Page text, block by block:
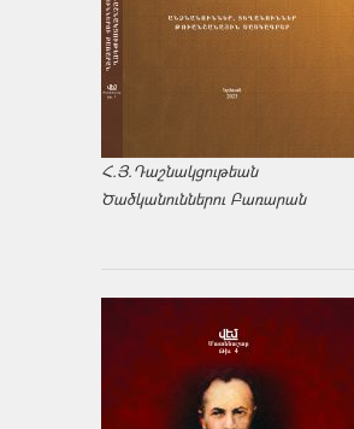
Հ.Յ.Դաշնակցութեան
Ծածկանուններու Բառարան